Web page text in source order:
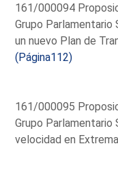
161/000094
Grupo Parlamentario
un nuevo Plan de
(Página112)
161/000095
Grupo
velocidad en